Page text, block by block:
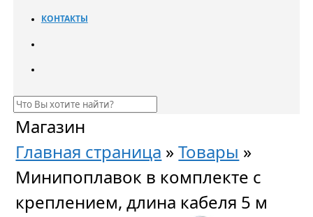
КОНТАКТЫ
Магазин
Главная страница »Товары »
Минипоплавок в комплекте с
креплением, длина кабеля 5 м